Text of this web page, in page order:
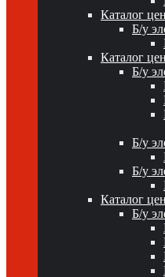
Каталог
Б/у
Каталог
Б/у
Б/у
Б/у
Каталог
Б/у